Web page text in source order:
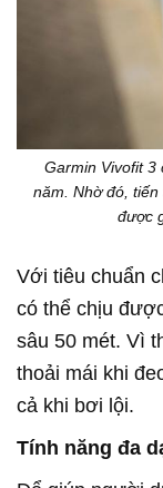
Garmin Vivofit 3
năm. Nhờ đó,
được
Với tiêu chuẩn
có thể chịu
sâu 50 mét. Vì
thoải mái khi
cả khi bơi lội.
Tính năng đa